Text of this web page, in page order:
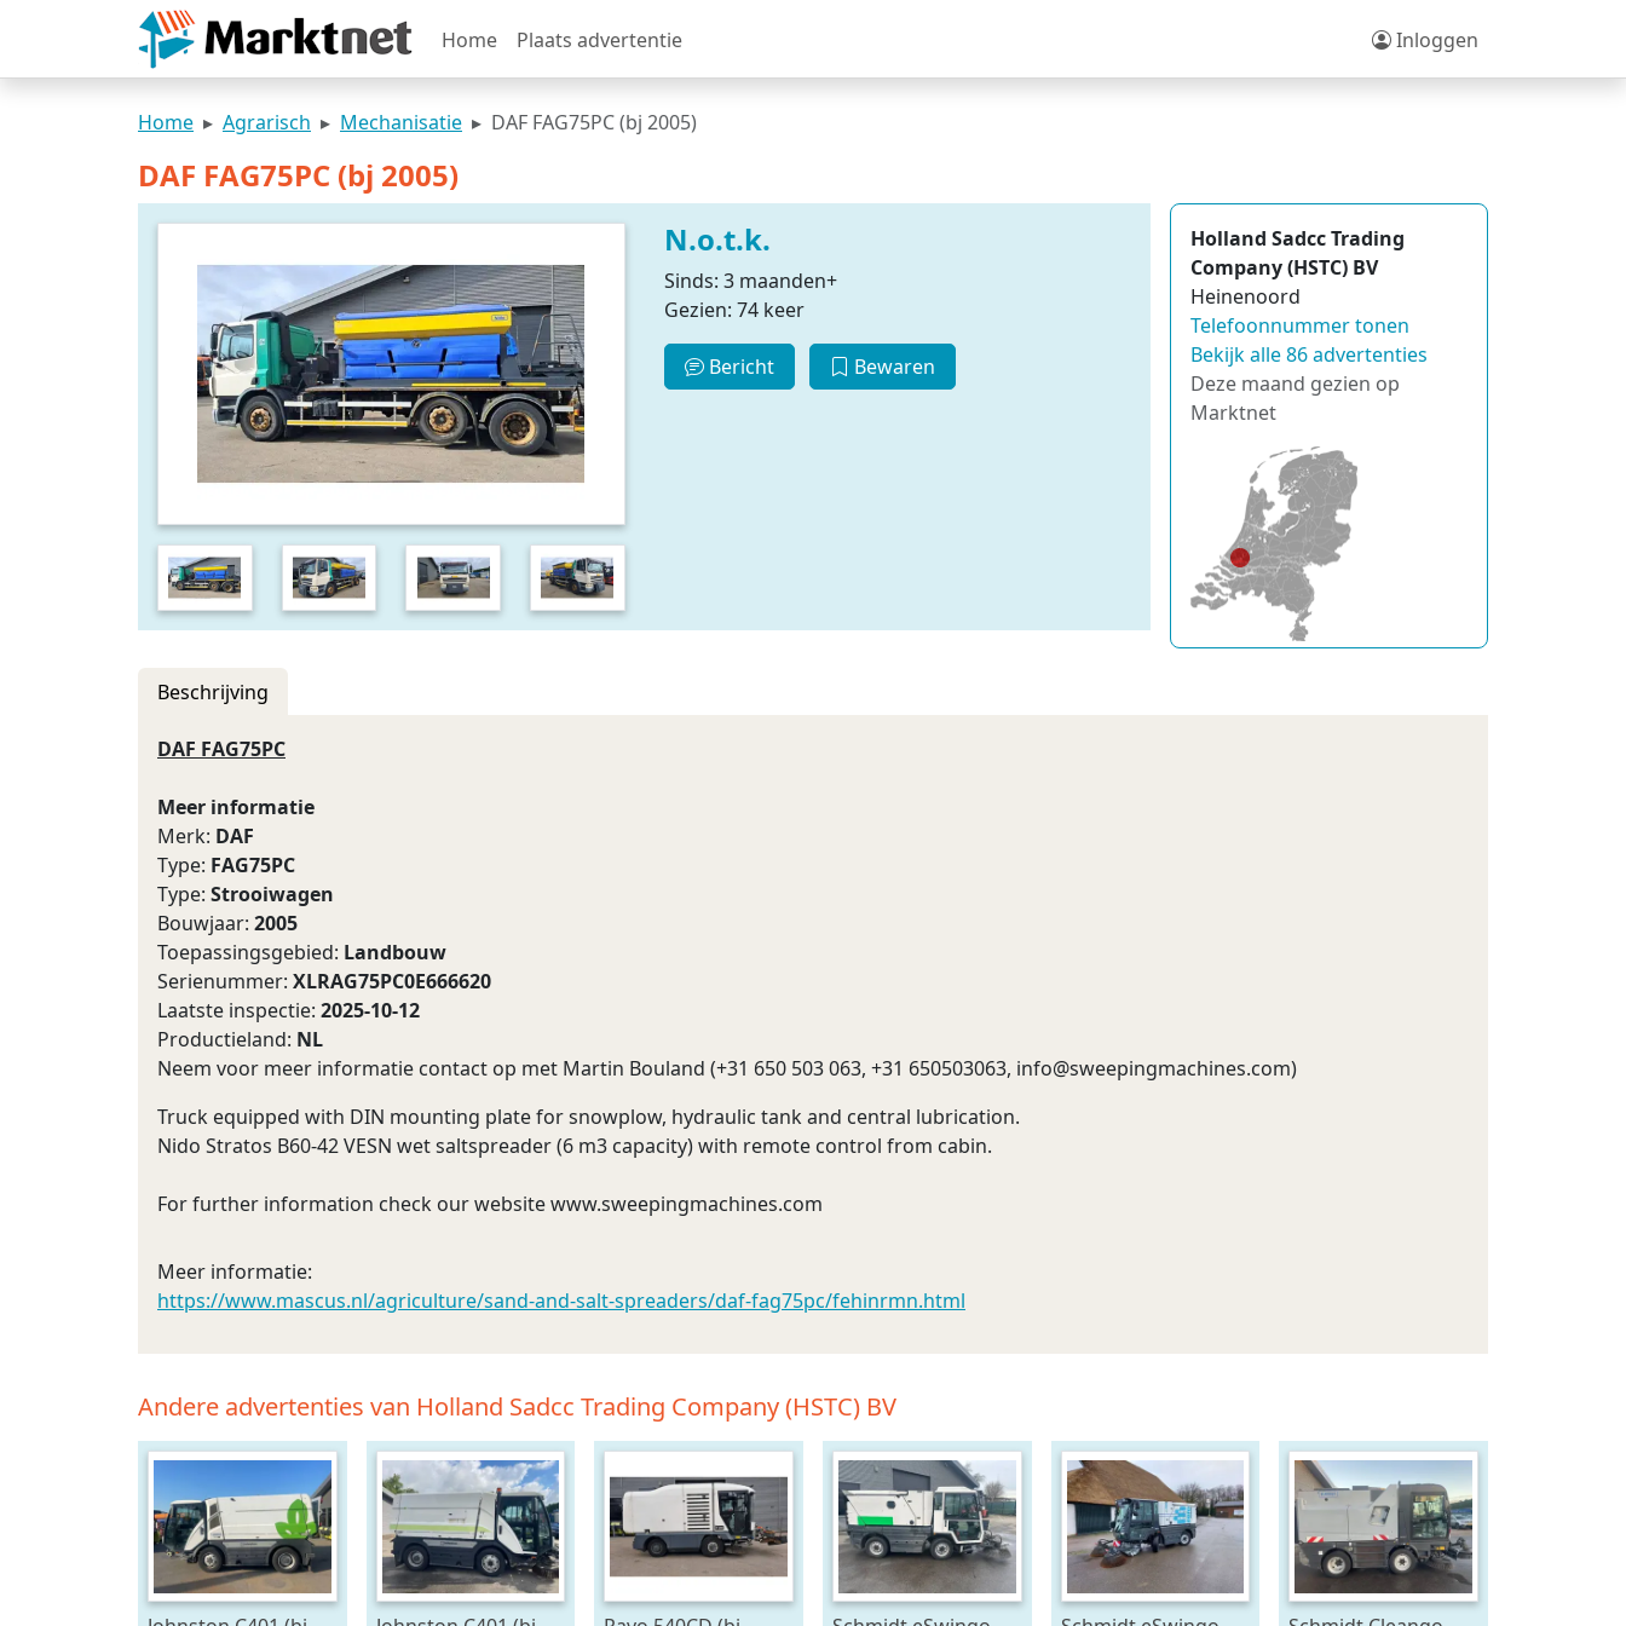
Home Plaats advertentie Inloggen
Home Agrarisch Mechanisatie DAF FAG75PC (bj 2005)
DAF FAG75PC (bj 2005)
N.o.t.k.
Sinds: 3 maanden+
Gezien: 74 keer
Bericht Bewaren
Holland Sadcc Trading
Company (HSTC) BV
Heinenoord
Telefoonnummer tonen
Bekijk alle 86 advertenties
Deze maand gezien op
Marktnet
Beschrijving
DAF FAG75PC
Meer informatie
Merk: DAF
Type: FAG75PC
Type: Strooiwagen
Bouwjaar: 2005
Toepassingsgebied: Landbouw
Serienummer: XLRAG75PC0E666620
Laatste inspectie: 2025-10-12
Productieland: NL
Neem voor meer informatie contact op met Martin Bouland (+31 650 503 063, +31 650503063, info@sweepingmachines.com)
Truck equipped with DIN mounting plate for snowplow, hydraulic tank and central lubrication.
Nido Stratos B60-42 VESN wet saltspreader (6 m3 capacity) with remote control from cabin.
For further information check our website www.sweepingmachines.com
Meer informatie:
https://www.mascus.nl/agriculture/sand-and-salt-spreaders/daf-fag75pc/fehinrmn.html
Andere advertenties van Holland Sadcc Trading Company (HSTC) BV